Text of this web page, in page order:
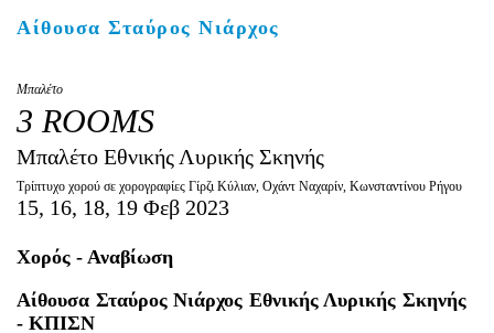
Αίθουσα Σταύρος Νιάρχος
Μπαλέτο
3 ROOMS
Μπαλέτο Εθνικής Λυρικής Σκηνής
Τρίπτυχο χορού σε χορογραφίες Γίρζι Κύλιαν, Οχάντ Ναχαρίν, Κωνσταντίνου Ρήγου
15, 16, 18, 19 Φεβ 2023
Χορός - Αναβίωση
Αίθουσα Σταύρος Νιάρχος Εθνικής Λυρικής Σκηνής
- ΚΠΙΣΝ